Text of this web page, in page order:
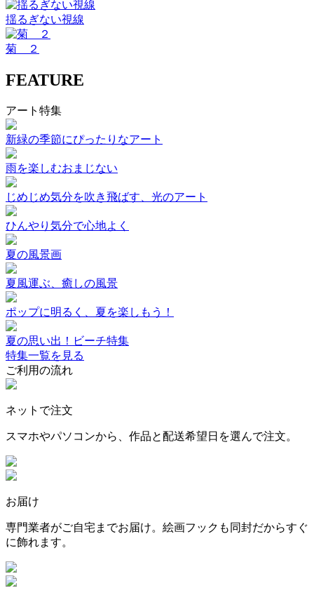
揺るぎない視線
菊 ２
FEATURE
アート特集
新緑の季節にぴったりなアート
雨を楽しむおまじない
じめじめ気分を吹き飛ばす、光のアート
ひんやり気分で心地よく
夏の風景画
夏風運ぶ、癒しの風景
ポップに明るく、夏を楽しもう！
夏の思い出！ビーチ特集
特集一覧を見る
ご利用の流れ
ネットで注文
スマホやパソコンから、作品と配送希望日を選んで注文。
お届け
専門業者がご自宅までお届け。絵画フックも同封だからすぐ
に飾れます。